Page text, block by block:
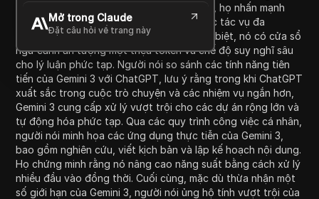
Mở trong Claude
Đặt câu hỏi về trang này
Gemini 3. Nhấn mạnh các tính năng của nó, họ nhấn mạnh
khả năng của Gemini 3 trong việc xử lý các tác vụ đa
phương thức một cách hiệu quả hơn. Đặc biệt, nó có cửa sổ
ngữ cảnh ấn tượng một triệu token và chế độ suy nghĩ sâu
cho lý luận phức tạp. Người nói so sánh các tính năng tiên
tiến của Gemini 3 với ChatGPT, lưu ý rằng trong khi ChatGPT
xuất sắc trong cuộc trò chuyện và các nhiệm vụ ngắn hơn,
Gemini 3 cung cấp xử lý vượt trội cho các dự án rộng lớn và
tự động hóa phức tạp. Qua các quy trình công việc cá nhân,
người nói minh họa các ứng dụng thực tiễn của Gemini 3,
bao gồm nghiên cứu, viết kịch bản và lập kế hoạch nội dung.
Họ chứng minh rằng nó nâng cao năng suất bằng cách xử lý
nhiều đầu vào đồng thời. Cuối cùng, mặc dù thừa nhận một
số giới hạn của Gemini 3, người nói ủng hộ tính vượt trội của